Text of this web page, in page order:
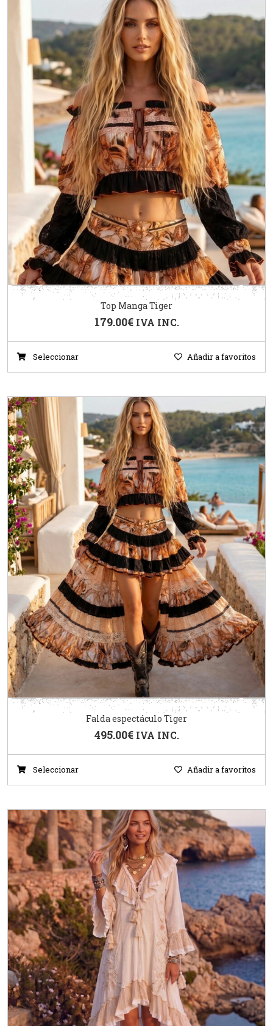
Top Manga Tiger
179.00€ IVA INC.
Seleccionar Añadir a favoritos
Falda espectáculo Tiger
495.00€ IVA INC.
Seleccionar Añadir a favoritos